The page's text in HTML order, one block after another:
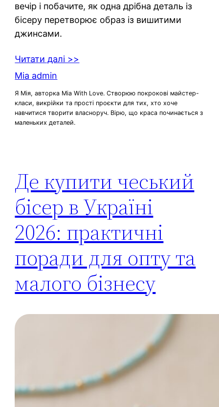
вечір і побачите, як одна дрібна деталь із
бісеру перетворює образ із вишитими
джинсами.
Читати далі >>
Mia admin
Я Мія, авторка Mia With Love. Створюю покрокові майстер-
класи, викрійки та прості проєкти для тих, хто хоче
навчитися творити власноруч. Вірю, що краса починається з
маленьких деталей.
Де купити чеський
бісер в Україні
2026: практичні
поради для опту та
малого бізнесу